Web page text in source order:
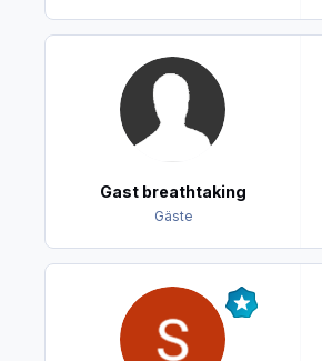
Gast breathtaking
Gäste